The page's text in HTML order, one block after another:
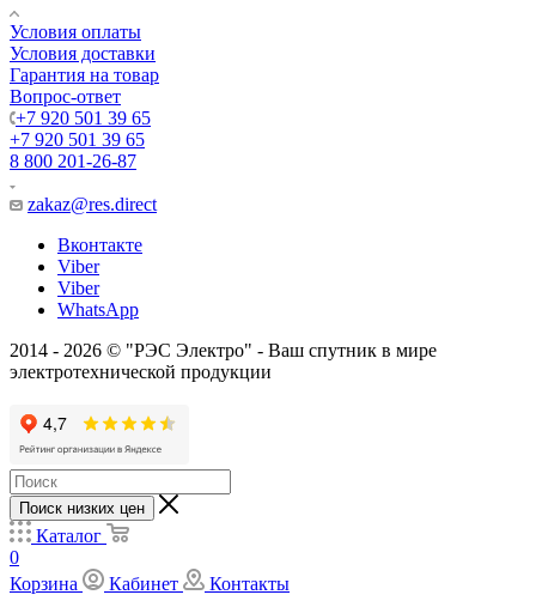
Условия оплаты
Условия доставки
Гарантия на товар
Вопрос-ответ
+7 920 501 39 65
+7 920 501 39 65
8 800 201-26-87
zakaz@res.direct
Вконтакте
Viber
Viber
WhatsApp
2014 - 2026 © "РЭС Электро" - Ваш спутник в мире
электротехнической продукции
Поиск низких цен
Каталог
0
Корзина
Кабинет Контакты